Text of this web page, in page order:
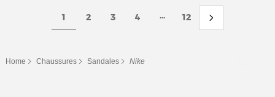
1 2 3 4 ... 12
Home Chaussures Sandales Nike